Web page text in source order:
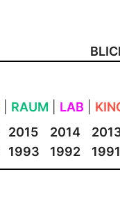
RAUM LAB
2015 2014
1993 1992 1991